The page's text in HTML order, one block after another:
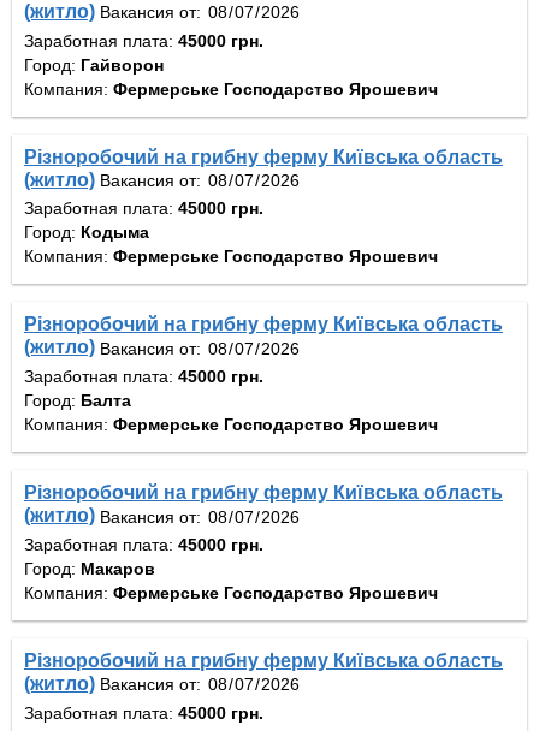
(житло) Вакансия от:
Заработная плата: 45000 грн.
Город: Гайворон
Компания: Фермерське Господарство Ярошевич
Різноробочий на грибну ферму Київська область
(житло) Вакансия от:
Заработная плата: 45000 грн.
Город: Кодыма
Компания: Фермерське Господарство Ярошевич
Різноробочий на грибну ферму Київська область
(житло) Вакансия от:
Заработная плата: 45000 грн.
Город: Балта
Компания: Фермерське Господарство Ярошевич
Різноробочий на грибну ферму Київська область
(житло) Вакансия от:
Заработная плата: 45000 грн.
Город: Макаров
Компания: Фермерське Господарство Ярошевич
Різноробочий на грибну ферму Київська область
(житло) Вакансия от:
Заработная плата: 45000 грн.